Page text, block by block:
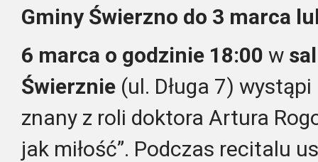
Gminy Świerzno do 3 marca
6 marca o godzinie 18:00 w
Świerznie (ul. Długa 7) wystąpi
znany z roli doktora Artura
jak miłość”. Podczas recitalu